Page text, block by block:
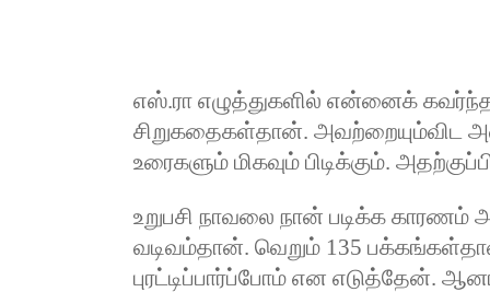
எஸ்.ரா எழுத்துகளில் என்னைக்
சிறுகதைகள்தான். அவற்றையும்விட
உரைகளும் மிகவும் பிடிக்கும்.
உறுபசி நாவலை நான் படிக்க காரணம்
வடிவம்தான். வெறும் 135
புரட்டிப்பார்ப்போம் என எடுத்தேன்.